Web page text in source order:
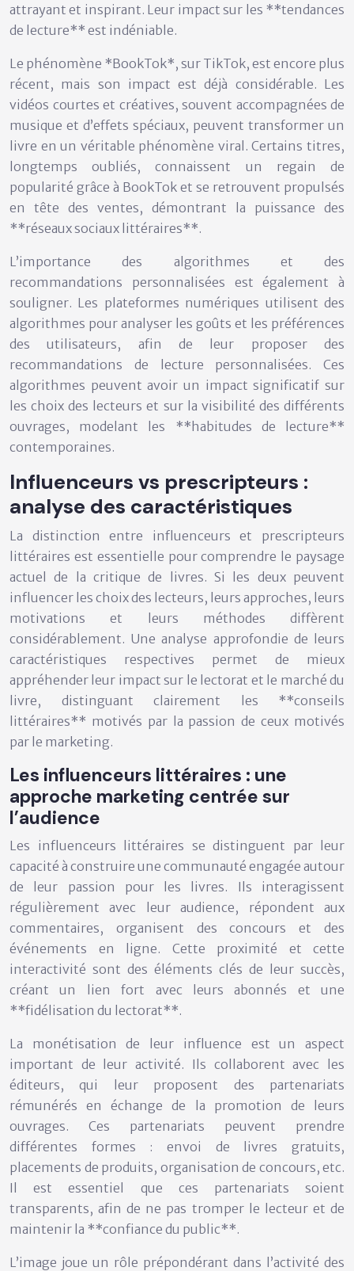
attrayant et inspirant. Leur impact sur les **tendances
de lecture** est indéniable.
Le phénomène *BookTok*, sur TikTok, est encore plus
récent, mais son impact est déjà considérable. Les
vidéos courtes et créatives, souvent accompagnées de
musique et d’effets spéciaux, peuvent transformer un
livre en un véritable phénomène viral. Certains titres,
longtemps oubliés, connaissent un regain de
popularité grâce à BookTok et se retrouvent propulsés
en tête des ventes, démontrant la puissance des
**réseaux sociaux littéraires**.
L’importance des algorithmes et des
recommandations personnalisées est également à
souligner. Les plateformes numériques utilisent des
algorithmes pour analyser les goûts et les préférences
des utilisateurs, afin de leur proposer des
recommandations de lecture personnalisées. Ces
algorithmes peuvent avoir un impact significatif sur
les choix des lecteurs et sur la visibilité des différents
ouvrages, modelant les **habitudes de lecture**
contemporaines.
Influenceurs vs prescripteurs :
analyse des caractéristiques
La distinction entre influenceurs et prescripteurs
littéraires est essentielle pour comprendre le paysage
actuel de la critique de livres. Si les deux peuvent
influencer les choix des lecteurs, leurs approches, leurs
motivations et leurs méthodes diffèrent
considérablement. Une analyse approfondie de leurs
caractéristiques respectives permet de mieux
appréhender leur impact sur le lectorat et le marché du
livre, distinguant clairement les **conseils
littéraires** motivés par la passion de ceux motivés
par le marketing.
Les influenceurs littéraires : une
approche marketing centrée sur
l’audience
Les influenceurs littéraires se distinguent par leur
capacité à construire une communauté engagée autour
de leur passion pour les livres. Ils interagissent
régulièrement avec leur audience, répondent aux
commentaires, organisent des concours et des
événements en ligne. Cette proximité et cette
interactivité sont des éléments clés de leur succès,
créant un lien fort avec leurs abonnés et une
**fidélisation du lectorat**.
La monétisation de leur influence est un aspect
important de leur activité. Ils collaborent avec les
éditeurs, qui leur proposent des partenariats
rémunérés en échange de la promotion de leurs
ouvrages. Ces partenariats peuvent prendre
différentes formes : envoi de livres gratuits,
placements de produits, organisation de concours, etc.
Il est essentiel que ces partenariats soient
transparents, afin de ne pas tromper le lecteur et de
maintenir la **confiance du public**.
L’image joue un rôle prépondérant dans l’activité des